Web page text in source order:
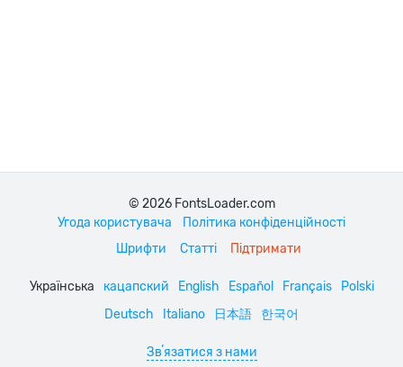
© 2026 FontsLoader.com
Угода користувача
Політика конфіденційності
Шрифти
Статті Підтримати
Українська кацапский English Español Français
Polski
Deutsch
Italiano 日本語 한국어
Звʼязатися з нами